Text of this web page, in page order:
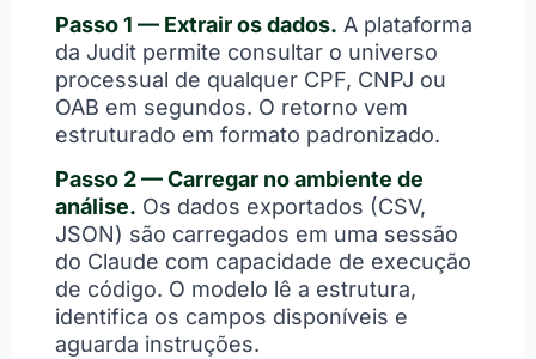
Passo 1 — Extrair os dados. A plataforma
da Judit permite consultar o universo
processual de qualquer CPF, CNPJ ou
OAB em segundos. O retorno vem
estruturado em formato padronizado.
Passo 2 — Carregar no ambiente de
análise. Os dados exportados (CSV,
JSON) são carregados em uma sessão
do Claude com capacidade de execução
de código. O modelo lê a estrutura,
identifica os campos disponíveis e
aguarda instruções.